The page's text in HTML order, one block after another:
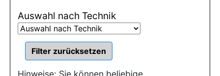
Auswahl nach Technik
Hinweise: Sie können beliebige